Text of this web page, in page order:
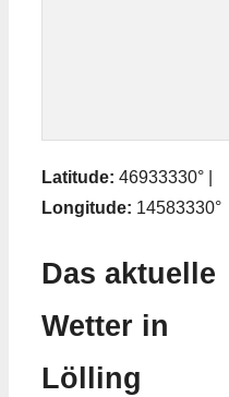
Latitude: 46933330° |
Longitude: 14583330°
Das aktuelle
Wetter in
Lölling